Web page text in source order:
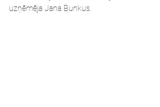
uzņēmēja Jana Bunkus.